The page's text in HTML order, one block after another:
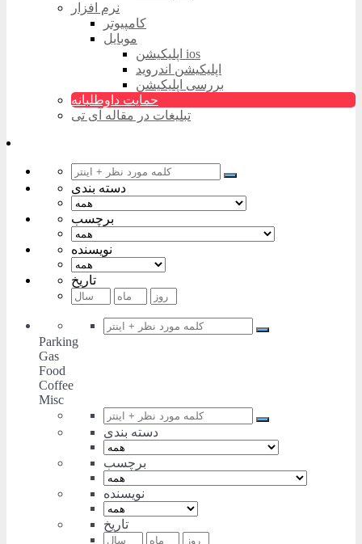
نرم افزار
کامپیوتر
موبایل
اپلیکیشن ios
اپلیکیشن اندروید
بررسی اپلیکیشن
حمایت داوطلبانه
تبلیغات در مقاله آی تی
دسته بندی
برچسب
نویسنده
تاریخ
Parking
Gas
Food
Coffee
Misc
دسته بندی
برچسب
نویسنده
تاریخ